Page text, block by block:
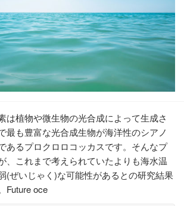
は植物や微生物の光合成によって生成さ
最も豊富な光合成生物が海洋性のシアノ
あるプロクロロコッカスです。そんなプ
、これまで考えられていたよりも海水温
(ぜいじゃく)な可能性があるとの研究結果
Future oce